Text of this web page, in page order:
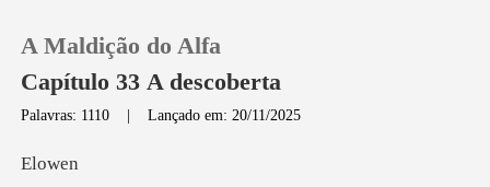
A Maldição do Alfa
Capítulo 33 A descoberta
Palavras: 1110 |Lançado em: 20/11/2025
ow